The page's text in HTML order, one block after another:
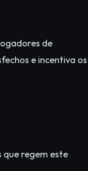
de
e incentiva os
que regem este